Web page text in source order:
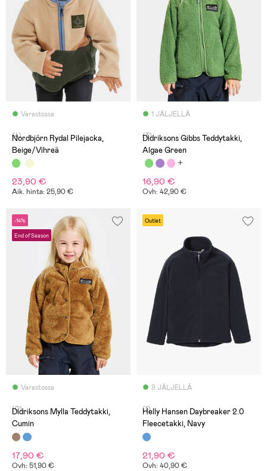
Varastossa
(4)
Nordbjörn Rydal Pilejacka,
Beige/Vihreä
23,90 €
Aik. hinta: 25,90 €
1 JÄLJELLÄ
(3)
Didriksons Gibbs Teddytakki,
Algae Green
16,90 €
Ovh: 42,90 €
-14%
End of Season
Varastossa
(0)
Didriksons Mylla Teddytakki,
Cumin
17,90 €
Ovh: 51,90 €
Outlet
9 JÄLJELLÄ
(1)
Helly Hansen Daybreaker 2.0
Fleecetakki, Navy
21,90 €
Ovh: 40,90 €